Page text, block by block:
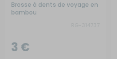
Brosse à dents de voyage en
bambou
3 €